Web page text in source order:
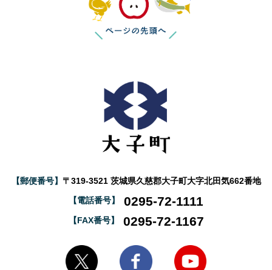
【郵便番号】 〒319-3521 茨城県久慈郡大子町大字北田気662番地
【電話番号】 0295-72-1111
【FAX番号】 0295-72-1167
大子町Twitter 大子町Facebook